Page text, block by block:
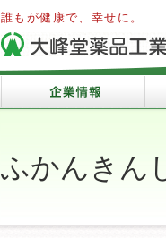
誰もが健康で、幸せに。
ふかんきん